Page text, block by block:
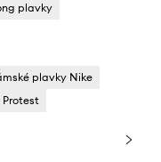
plavky
plavky Nike
Protest